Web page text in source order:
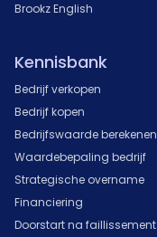
Brookz English
Kennisbank
Bedrijf verkopen
Bedrijf kopen
Bedrijfswaarde berekenen
Waardebepaling bedrijf
Strategische overname
Financiering
Doorstart na faillissement